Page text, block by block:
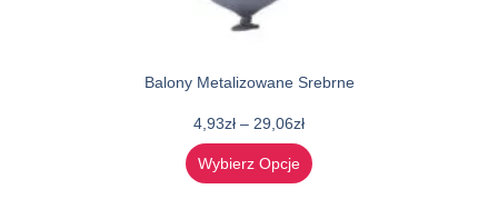
Balony Metalizowane Srebrne
4,93zł – 29,06zł
Wybierz Opcje